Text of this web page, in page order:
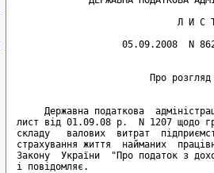
Л И С
05.09.2008  N
Про розгляд
Державна податкова
лист від 01.09.08 р.  N 1207 щодо
складу   валових  витрат
страхування життя  найманих
Закону  України  "Про податок з
і повідомляє.